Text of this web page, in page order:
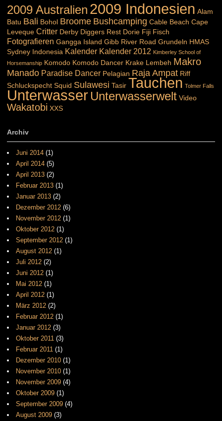
2009 Australien 2009 Indonesien Alam
Batu Bali Bohol Broome Bushcamping Cable Beach Cape
Leveque Critter Derby Diggers Rest Dorie Fiji Fisch
Fotografieren Gangga Island Gibb River Road Grundeln HMAS
Sydney Indonesia Kalender Kalender 2012 Kimberley School of
Horsemanship Komodo Komodo Dancer Krake Lembeh Makro
Manado Paradise Dancer Pelagian Raja Ampat Riff
Schluckspecht Squid Sulawesi Tasir Tauchen Tolmer Falls
UnterwasserUnterwasserwelt Video
Wakatobi XXS
Archiv
Juni 2014 (1)
April 2014 (5)
April 2013 (2)
Februar 2013 (1)
Januar 2013 (2)
Dezember 2012 (6)
November 2012 (1)
Oktober 2012 (1)
September 2012 (1)
August 2012 (1)
Juli 2012 (2)
Juni 2012 (1)
Mai 2012 (1)
April 2012 (1)
März 2012 (2)
Februar 2012 (1)
Januar 2012 (3)
Oktober 2011 (3)
Februar 2011 (1)
Dezember 2010 (1)
November 2010 (1)
November 2009 (4)
Oktober 2009 (1)
September 2009 (4)
August 2009 (3)